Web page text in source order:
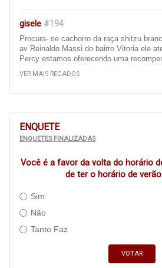
gisele #194
Procura- se cachorro da raça shitzu
av Reinaldo Massi do bairro Vitoria ele
Percy estamos oferecendo uma
obrigada att gisele
Bom dia, gostaria de fazer uma
nossa cidade de ivinhema, é um descaso
essas ruas que quando vc passa de
precisa recapear, principalmente a av
da escola filinto Müller e algumas av do
naquela região e as que passam ali
amortecedores dos carros .... cadê os
cadê a Adm municipal, para executarem
VER MAIS RECADOS
ENQUETE
ENQUETES FINALIZADAS
Você é a favor da volta do horário
de ter o horário de
Sim
Não
Tanto Faz
VOTAR